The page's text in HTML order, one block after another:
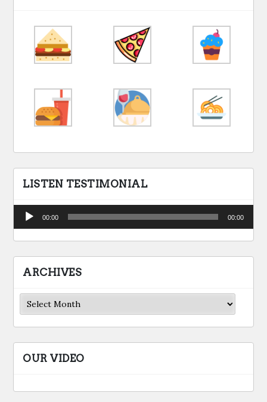
LISTEN TESTIMONIAL
Audio
Player
00:00 00:00
ARCHIVES
Archives
OUR VIDEO